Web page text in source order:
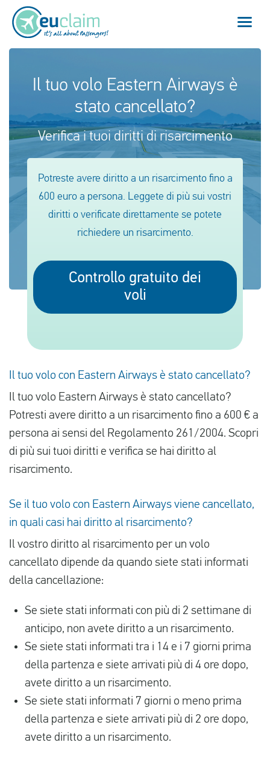
Controlla il risarcimento
Contattate
Italiano
Volo cancellato
Mancata coincidenza
Il nostro servizio
Effettua il login
Il tuo volo Eastern Airways è
stato cancellato?
Verifica i tuoi diritti di risarcimento
Potreste avere diritto a un risarcimento fino a
600 euro a persona. Leggete di più sui vostri
diritti o verificate direttamente se potete
richiedere un risarcimento.
Controllo gratuito dei
voli
Il tuo volo con Eastern Airways è stato cancellato?
Il tuo volo Eastern Airways è stato cancellato?
Potresti avere diritto a un risarcimento fino a 600 € a
persona ai sensi del Regolamento 261/2004. Scopri
di più sui tuoi diritti e verifica se hai diritto al
risarcimento.
Se il tuo volo con Eastern Airways viene cancellato,
in quali casi hai diritto al risarcimento?
Il vostro diritto al risarcimento per un volo
cancellato dipende da quando siete stati informati
della cancellazione:
Se siete stati informati con più di 2 settimane di
anticipo, non avete diritto a un risarcimento.
Se siete stati informati tra i 14 e i 7 giorni prima
della partenza e siete arrivati più di 4 ore dopo,
avete diritto a un risarcimento.
Se siete stati informati 7 giorni o meno prima
della partenza e siete arrivati più di 2 ore dopo,
avete diritto a un risarcimento.